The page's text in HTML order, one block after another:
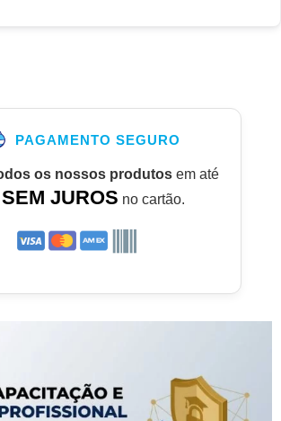
PAGAMENTO SEGURO
os nossos produtosem até
JUROS no cartão.